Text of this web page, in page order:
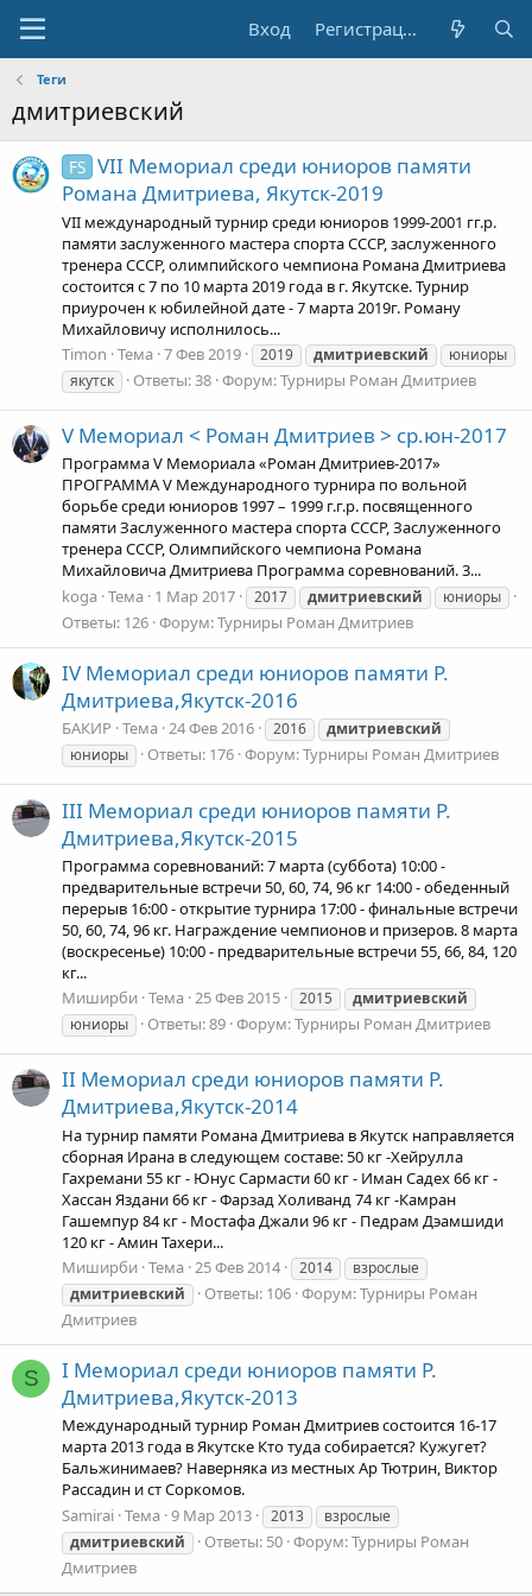
Вход Регистрация
Теги
дмитриевский
FS VII Мемориал среди юниоров памяти
Романа Дмитриева, Якутск-2019
VII международный турнир среди юниоров 1999-2001 гг.р.
памяти заслуженного мастера спорта СССР, заслуженного
тренера СССР, олимпийского чемпиона Романа Дмитриева
состоится с 7 по 10 марта 2019 года в г. Якутске. Турнир
приурочен к юбилейной дате - 7 марта 2019г. Роману
Михайловичу исполнилось...
Timon Тема 7 Фев 2019 2019 дмитриевский
юниоры
якутск
Ответы: 38 Форум:Турниры Роман Дмитриев
V Мемориал < Роман Дмитриев > ср.юн-2017
Программа V Мемориала «Роман Дмитриев-2017»
ПРОГРАММА V Международного турнира по вольной
борьбе среди юниоров 1997 – 1999 г.г.р. посвященного
памяти Заслуженного мастера спорта СССР, Заслуженного
тренера СССР, Олимпийского чемпиона Романа
Михайловича Дмитриева Программа соревнований. 3...
koga Тема 1 Мар 2017 2017 дмитриевский юниоры
Ответы: 126 Форум:Турниры Роман Дмитриев
IV Мемориал среди юниоров памяти Р.
Дмитриева,Якутск-2016
БАКИР Тема 24 Фев 2016 2016
дмитриевский
юниоры
Ответы: 176 Форум:Турниры Роман Дмитриев
III Мемориал среди юниоров памяти Р.
Дмитриева,Якутск-2015
Программа соревнований: 7 марта (суббота) 10:00 -
предварительные встречи 50, 60, 74, 96 кг 14:00 - обеденный
перерыв 16:00 - открытие турнира 17:00 - финальные встречи
50, 60, 74, 96 кг. Награждение чемпионов и призеров. 8 марта
(воскресенье) 10:00 - предварительные встречи 55, 66, 84, 120
кг...
Миширби Тема 25 Фев 2015 2015
дмитриевский
юниоры
Ответы: 89 Форум:Турниры Роман Дмитриев
II Мемориал среди юниоров памяти Р.
Дмитриева,Якутск-2014
На турнир памяти Романа Дмитриева в Якутск направляется
сборная Ирана в следующем составе: 50 кг -Хейрулла
Гахремани 55 кг - Юнус Сармасти 60 кг - Иман Садех 66 кг -
Хассан Яздани 66 кг - Фарзад Холиванд 74 кг -Камран
Гашемпур 84 кг - Мостафа Джали 96 кг - Педрам Дэамшиди
120 кг - Амин Тахери...
Миширби Тема 25 Фев 2014 2014
взрослые
дмитриевский
Ответы: 106 Форум:Турниры Роман
Дмитриев
S
I Мемориал среди юниоров памяти Р.
Дмитриева,Якутск-2013
Международный турнир Роман Дмитриев состоится 16-17
марта 2013 года в Якутске Кто туда собирается? Кужугет?
Бальжинимаев? Наверняка из местных Ар Тютрин, Виктор
Рассадин и ст Соркомов.
Samirai Тема 9 Мар 2013 2013
взрослые
дмитриевский
Ответы: 50 Форум:Турниры Роман
Дмитриев